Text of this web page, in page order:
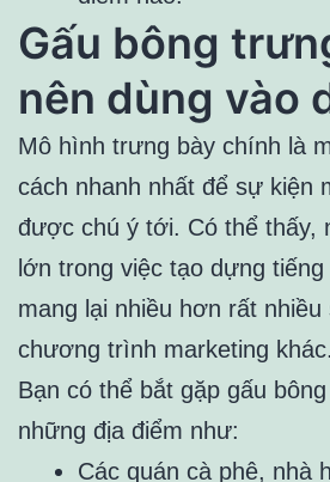
Gấu bông
nên dùng vào
Mô hình trưng bày chính là
cách nhanh nhất để sự kiện
được chú ý tới. Có thể thấy,
lớn trong việc tạo dựng
mang lại nhiều hơn rất
chương trình marketing khác.
Bạn có thể bắt gặp gấu
những địa điểm như:
Các quán cà phê, nhà